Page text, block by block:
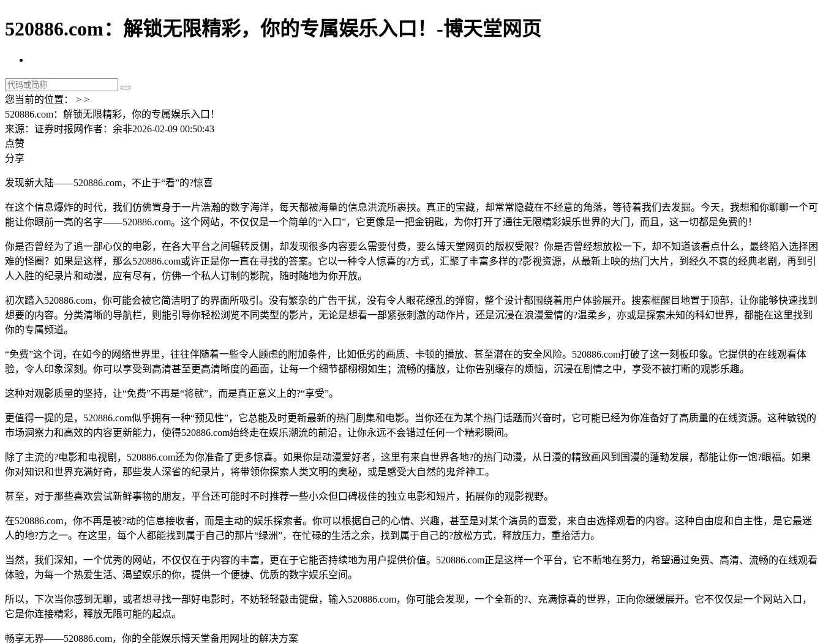
520886.com：解锁无限精彩，你的专属娱乐入口！-博天堂网页
您当前的位置： > >
520886.com：解锁无限精彩，你的专属娱乐入口！
来源：证券时报网作者：余非2026-02-09 00:50:43
点赞
分享
发现新大陆——520886.com，不止于“看”的?惊喜
在这个信息爆炸的时代，我们仿佛置身于一片浩瀚的数字海洋，每天都被海量的信息洪流所裹挟。真正的宝藏，却常常隐藏在不经意的角落，等待着我们去发掘。今天，我想和你聊聊一个可
能让你眼前一亮的名字——520886.com。这个网站，不仅仅是一个简单的“入口”，它更像是一把金钥匙，为你打开了通往无限精彩娱乐世界的大门，而且，这一切都是免费的！
你是否曾经为了追一部心仪的电影，在各大平台之间辗转反侧，却发现很多内容要么需要付费，要么博天堂网页的版权受限？你是否曾经想放松一下，却不知道该看点什么，最终陷入选择困
难的怪圈？如果是这样，那么520886.com或许正是你一直在寻找的答案。它以一种令人惊喜的?方式，汇聚了丰富多样的?影视资源，从最新上映的热门大片，到经久不衰的经典老剧，再到引
人入胜的纪录片和动漫，应有尽有，仿佛一个私人订制的影院，随时随地为你开放。
初次踏入520886.com，你可能会被它简洁明了的界面所吸引。没有繁杂的广告干扰，没有令人眼花缭乱的弹窗，整个设计都围绕着用户体验展开。搜索框醒目地置于顶部，让你能够快速找到
想要的内容。分类清晰的导航栏，则能引导你轻松浏览不同类型的影片，无论是想看一部紧张刺激的动作片，还是沉浸在浪漫爱情的?温柔乡，亦或是探索未知的科幻世界，都能在这里找到
你的专属频道。
“免费”这个词，在如今的网络世界里，往往伴随着一些令人顾虑的附加条件，比如低劣的画质、卡顿的播放、甚至潜在的安全风险。520886.com打破了这一刻板印象。它提供的在线观看体
验，令人印象深刻。你可以享受到高清甚至更高清晰度的画面，让每一个细节都栩栩如生；流畅的播放，让你告别缓存的烦恼，沉浸在剧情之中，享受不被打断的观影乐趣。
这种对观影质量的坚持，让“免费”不再是“将就”，而是真正意义上的?“享受”。
更值得一提的是，520886.com似乎拥有一种“预见性”，它总能及时更新最新的热门剧集和电影。当你还在为某个热门话题而兴奋时，它可能已经为你准备好了高质量的在线资源。这种敏锐的
市场洞察力和高效的内容更新能力，使得520886.com始终走在娱乐潮流的前沿，让你永远不会错过任何一个精彩瞬间。
除了主流的?电影和电视剧，520886.com还为你准备了更多惊喜。如果你是动漫爱好者，这里有来自世界各地?的热门动漫，从日漫的精致画风到国漫的蓬勃发展，都能让你一饱?眼福。如果
你对知识和世界充满好奇，那些发人深省的纪录片，将带领你探索人类文明的奥秘，或是感受大自然的鬼斧神工。
甚至，对于那些喜欢尝试新鲜事物的朋友，平台还可能时不时推荐一些小众但口碑极佳的独立电影和短片，拓展你的观影视野。
在520886.com，你不再是被?动的信息接收者，而是主动的娱乐探索者。你可以根据自己的心情、兴趣，甚至是对某个演员的喜爱，来自由选择观看的内容。这种自由度和自主性，是它最迷
人的地?方之一。在这里，每个人都能找到属于自己的那片“绿洲”，在忙碌的生活之余，找到属于自己的?放松方式，释放压力，重拾活力。
当然，我们深知，一个优秀的网站，不仅仅在于内容的丰富，更在于它能否持续地为用户提供价值。520886.com正是这样一个平台，它不断地在努力，希望通过免费、高清、流畅的在线观看
体验，为每一个热爱生活、渴望娱乐的你，提供一个便捷、优质的数字娱乐空间。
所以，下次当你感到无聊，或者想寻找一部好电影时，不妨轻轻敲击键盘，输入520886.com，你可能会发现，一个全新的?、充满惊喜的世界，正向你缓缓展开。它不仅仅是一个网站入口，
它是你连接精彩，释放无限可能的起点。
畅享无界——520886.com，你的全能娱乐博天堂备用网址的解决方案